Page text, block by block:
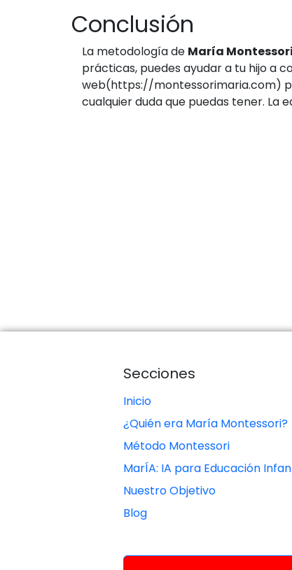
Conclusión
La metodología de María Montessori
prácticas, puedes ayudar a tu hijo a
web(https://montessorimaria.com)
cualquier duda que puedas tener. La
Secciones
Inicio
¿Quién era María Montessori?
Método Montessori
MarÍA: IA para Educación
Nuestro Objetivo
Blog